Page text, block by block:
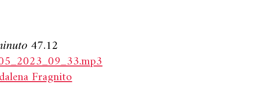
47.12
Fragnito